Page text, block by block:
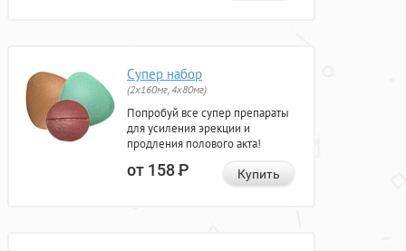
Супер набор
(2х160мг, 4х80мг)
Попробуй все супер препараты
для усиления эрекции и
продления полового акта!
от 158Р Купить